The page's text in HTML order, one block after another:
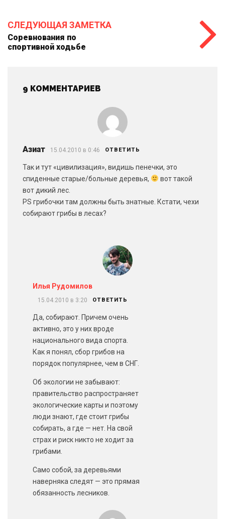
СЛЕДУЮЩАЯ ЗАМЕТКА
Соревнования по
спортивной ходьбе
9 КОММЕНТАРИЕВ
Азиат 15.04.2010 в 0:46 ОТВЕТИТЬ
Так и тут «цивилизация», видишь пенечки, это
спиденные старые/больные деревья,
вот такой
вот дикий лес.
PS грибочки там должны быть знатные. Кстати, чехи
собирают грибы в лесах?
Илья Рудомилов
15.04.2010 в 3:20 ОТВЕТИТЬ
Да, собирают. Причем очень
активно, это у них вроде
национального вида спорта.
Как я понял, сбор грибов на
порядок популярнее, чем в СНГ.
Об экологии не забывают:
правительство распространяет
экологические карты и поэтому
люди знают, где стоит грибы
собирать, а где — нет. На свой
страх и риск никто не ходит за
грибами.
Само собой, за деревьями
наверняка следят — это прямая
обязанность лесников.